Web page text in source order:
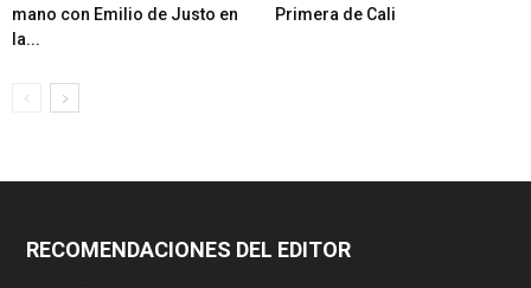
mano con Emilio de Justo en
la...
Primera de Cali
RECOMENDACIONES DEL EDITOR